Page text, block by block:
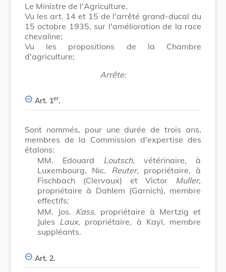
Le Ministre de l'Agriculture,
Vu les art. 14 et 15 de l'arrêté grand-ducal du
15 octobre 1935, sur l'amélioration de la race
chevaline;
Vu les propositions de la Chambre
d'agriculture;
Arrête:
Art. 1er.
Sont nommés, pour une durée de trois ans,
membres de la Commission d'expertise des
étalons:
MM. Edouard Loutsch, vétérinaire, à
Luxembourg, Nic. Reuter, propriétaire, à
Fischbach (Clervaux) et Victor Muller,
propriétaire à Dahlem (Garnich), membre
effectifs;
MM. Jos. Kass, propriétaire à Mertzig et
Jules Laux, propriétaire, à Kayl, membre
suppléants.
Art. 2.